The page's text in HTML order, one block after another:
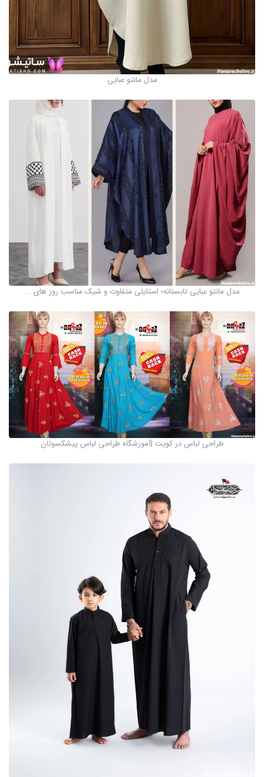
مدل مانتو عبایی
مدل مانتو عبایی تابستانه؛ استایلی متفاوت و شیک مناسب روز های ...
طراحی لباس در کویت |آموزشگاه طراحی لباس پیشکسوتان